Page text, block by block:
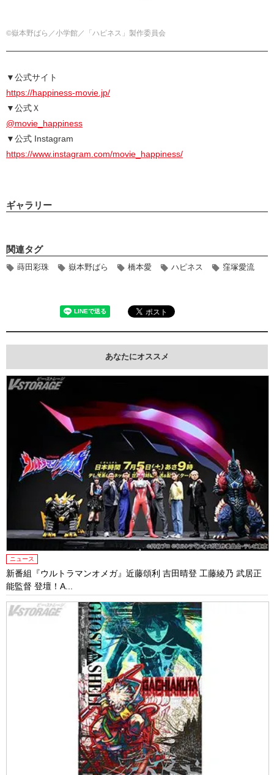
©嶽本野ばら／小学館／「ハピネス」製作委員会
▼公式サイト
https://happiness-movie.jp/
▼公式Ｘ
@movie_happiness
▼公式 Instagram
https://www.instagram.com/movie_happiness/
ギャラリー
関連タグ
蒔田彩珠 嶽本野ばら 橋本愛 ハピネス 窪塚愛流
あなたにオススメ
ニュース
新番組『ウルトラマンオメガ』近藤頌利 吉田晴登 工藤綾乃 武居正
能監督 登壇！A...